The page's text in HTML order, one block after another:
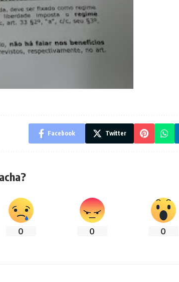
Facebook Twitter
0 0 0